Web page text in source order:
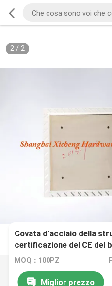
2/ 2
Covata d'acciaio della
certificazione del CE del
soffitti e le pareti
MOQ：100PZ
Miglior prezzo